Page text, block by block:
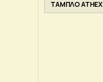
ΤΑΜΠΛΟ ATHEX